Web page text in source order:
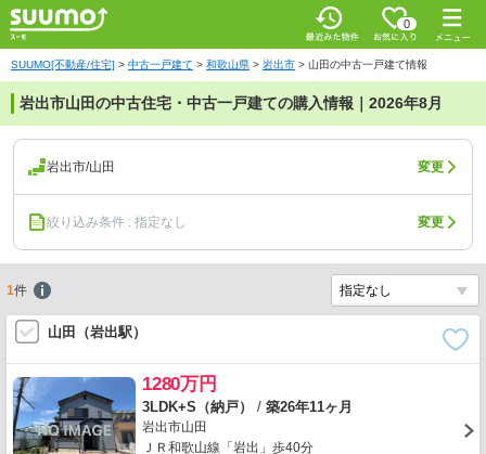
0
SUUMO[不動産/住宅] > 中古一戸建て > 和歌山県 > 岩出市 > 山田の中古一戸建て情報
岩出市山田の中古住宅・中古一戸建ての購入情報｜2026年8月
岩出市/山田 変更
絞り込み条件 : 指定なし 変更
1件
山田（岩出駅）
1280万円
3LDK+S（納戸） / 築26年11ヶ月
岩出市山田
ＪＲ和歌山線「岩出」歩40分